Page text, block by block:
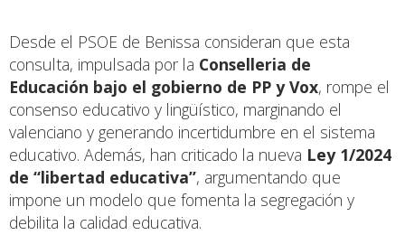
Desde el PSOE de Benissa consideran que esta
consulta, impulsada por la Conselleria de
Educación bajo el gobierno de PP y Vox, rompe el
consenso educativo y lingüístico, marginando el
valenciano y generando incertidumbre en el sistema
educativo. Además, han criticado la nueva Ley 1/2024
de “libertad educativa”, argumentando que
impone un modelo que fomenta la segregación y
debilita la calidad educativa.